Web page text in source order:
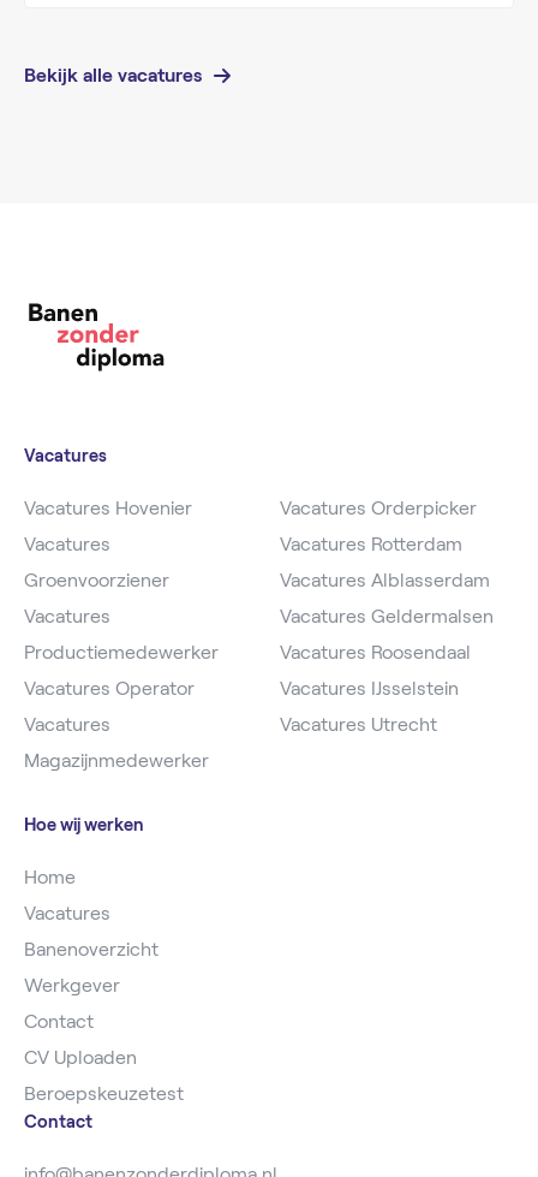
Bekijk alle vacatures
Vacatures
Vacatures Hovenier
Vacatures
Groenvoorziener
Vacatures
Productiemedewerker
Vacatures Operator
Vacatures
Magazijnmedewerker
Vacatures Orderpicker
Vacatures Rotterdam
Vacatures Alblasserdam
Vacatures Geldermalsen
Vacatures Roosendaal
Vacatures IJsselstein
Vacatures Utrecht
Hoe wij werken
Home
Vacatures
Banenoverzicht
Werkgever
Contact
CV Uploaden
Beroepskeuzetest
Contact